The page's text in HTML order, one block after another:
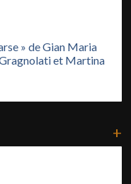
» de Gian Maria
et Martina
+